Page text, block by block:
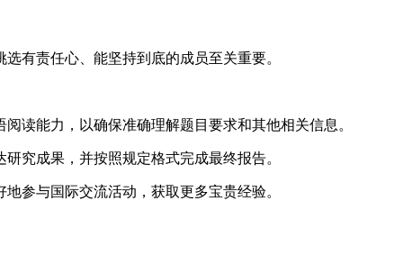
有责任心、能坚持到底的成员至关重要。
读能力，以确保准确理解题目要求和其他相关信息。
究成果，并按照规定格式完成最终报告。
参与国际交流活动，获取更多宝贵经验。